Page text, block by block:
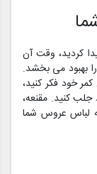
کردید، وقت آن
بهبود می بخشد.
خود فکر کنید،
جلب کنید. مقنعه،
لباس عروس شما